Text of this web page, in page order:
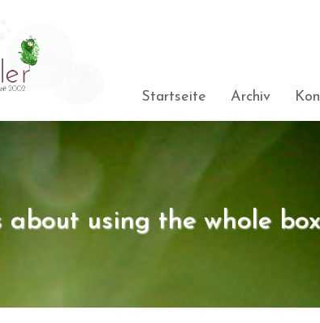
Startseite Archiv
about using the whole